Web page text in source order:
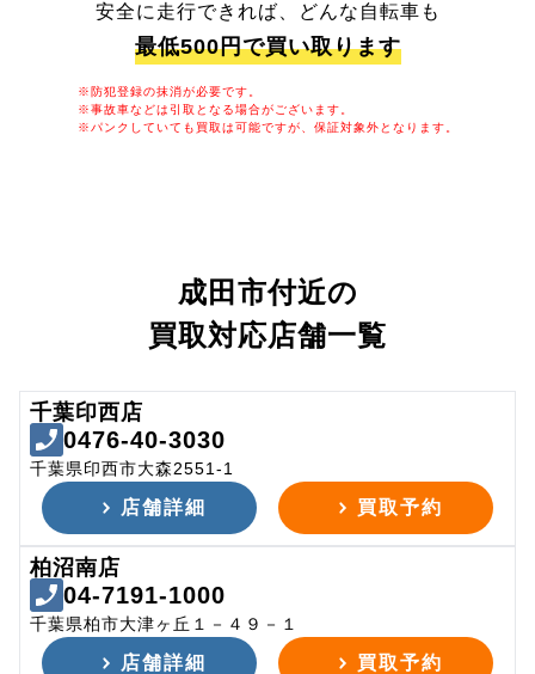
安全に走行できれば、どんな自転車も
最低500円で買い取ります
※防犯登録の抹消が必要です。
※事故車などは引取となる場合がございます。
※パンクしていても買取は可能ですが、保証対象外となります。
成田市付近の
買取対応店舗一覧
千葉印西店
0476-40-3030
千葉県印西市大森2551-1
店舗詳細 買取予約
柏沼南店
04-7191-1000
千葉県柏市大津ヶ丘１－４９－１
店舗詳細 買取予約